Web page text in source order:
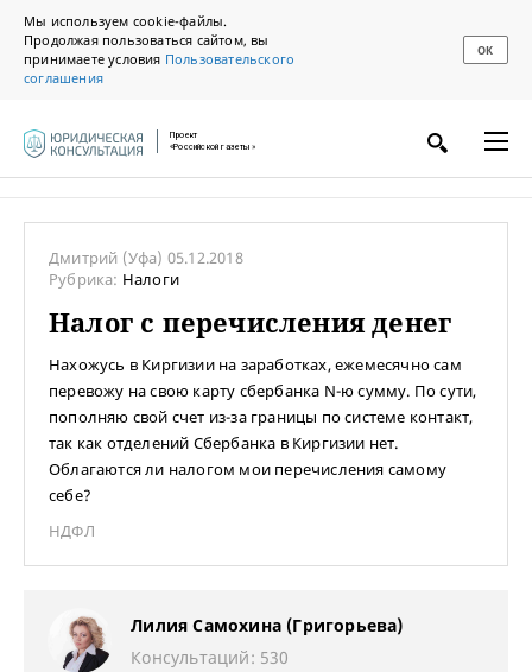
Мы используем cookie-файлы.
Продолжая пользоваться сайтом, вы
принимаете условия Пользовательского
соглашения
ОК
Проект
«Российской газеты»
Дмитрий (Уфа) 05.12.2018
Рубрика: Налоги
Налог с перечисления денег
Нахожусь в Киргизии на заработках, ежемесячно сам
перевожу на свою карту сбербанка N-ю сумму. По сути,
пополняю свой счет из-за границы по системе контакт,
так как отделений Сбербанка в Киргизии нет.
Облагаются ли налогом мои перечисления самому
себе?
НДФЛ
Лилия Самохина (Григорьева)
Консультаций: 530